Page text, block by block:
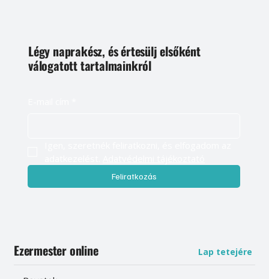
Légy naprakész, és értesülj elsőként
válogatott tartalmainkról
Feliratkozás
Ezermester online Lap tetejére